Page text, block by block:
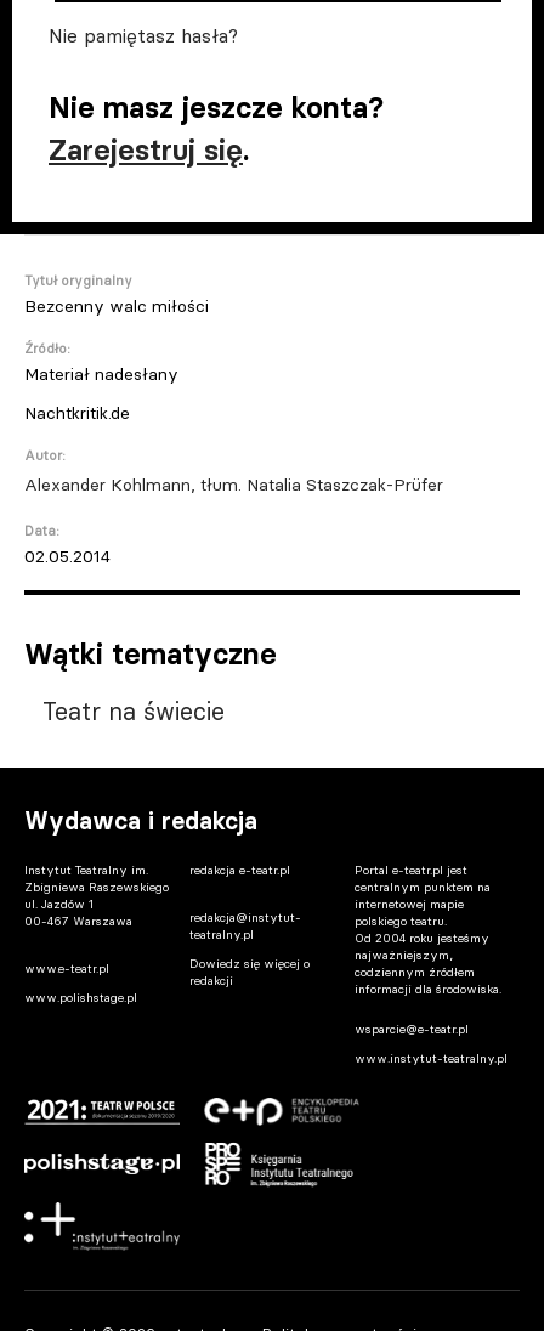
Nie pamiętasz hasła?
Nie masz jeszcze konta?
Zarejestruj się.
Tytuł oryginalny
Bezcenny walc miłości
Źródło:
Materiał nadesłany
Nachtkritik.de
Autor:
Alexander Kohlmann, tłum. Natalia Staszczak-Prüfer
Data:
02.05.2014
Wątki tematyczne
Teatr na świecie
Wydawca i redakcja
Instytut Teatralny im.
Zbigniewa Raszewskiego
ul. Jazdów 1
00-467 Warszawa
www.e-teatr.pl
www.polishstage.pl
redakcja e-teatr.pl
redakcja@instytut-
teatralny.pl
Dowiedz się więcej o
redakcji
Portal e-teatr.pl jest
centralnym punktem na
internetowej mapie
polskiego teatru.
Od 2004 roku jesteśmy
najważniejszym,
codziennym źródłem
informacji dla środowiska.
wsparcie@e-teatr.pl
www.instytut-teatralny.pl